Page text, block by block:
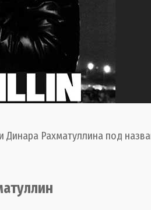
Динара Рахматуллина под